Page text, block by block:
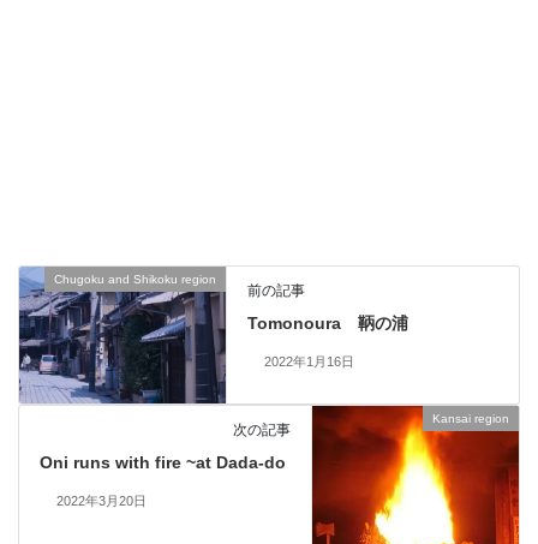
Chugoku and Shikoku region
前の記事
Tomonoura 鞆の浦
2022年1月16日
Kansai region
次の記事
Oni runs with fire ~at Dada-do
2022年3月20日